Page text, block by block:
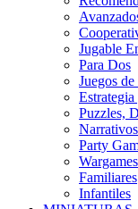
Jugable
Para Dos
Juegos de
Puzzles,
Party
Wargames
Familiares
Infantiles